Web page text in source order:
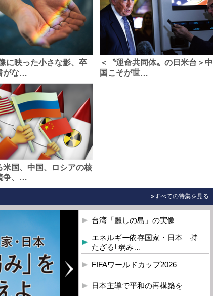
に映った小さな影、卒
がな…
＜〝運命共同体〟の日米台＞中
国こそが世…
米国、中国、ロシアの核
争、…
»すべての特集を見る
台湾「麗しの島」の実像
エネルギー依存国家・日本 持
たざる｢弱み…
FIFAワールドカップ2026
日本主導で平和の再構築を